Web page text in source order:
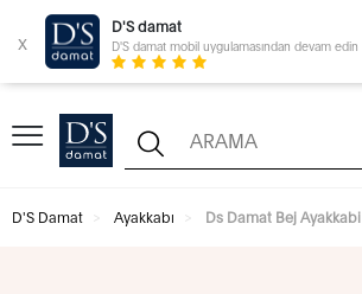
x
D'S damat
D'S damat mobil uygulamasından devam edin
D'S Damat Ayakkabı Ds Damat Bej Ayakkabi